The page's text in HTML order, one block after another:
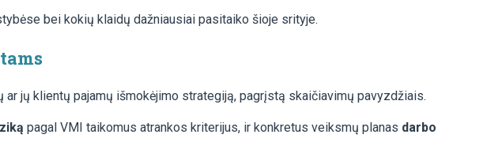
bei kokių klaidų dažniausiai pasitaiko šioje srityje.
ar jų klientų pajamų išmokėjimo strategiją, pagrįstą skaičiavimų pavyzdžiais.
pagal VMI taikomus atrankos kriterijus, ir konkretus veiksmų planas darbo